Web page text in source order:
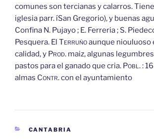
comunes son tercianas y calarros.
iglesia parr. íSan Gregorio), y buenas
Confina N. Pujayo ; E. Ferreria ; S.
Pesquera. El Terruñoaunque niouluoso
calidad, y Prod. maiz, algunas
pastos para el ganado que cria. Pobl.:
almas Contr.con el ayuntamiento
CATEGORÍAS
CANTABRIA